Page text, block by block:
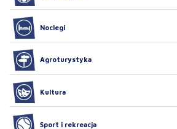
Noclegi
Agroturystyka
Kultura
Sport i rekreacja